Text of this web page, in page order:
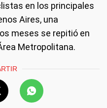
en los principales
Aires, una
meses se repitió en
Metropolitana.